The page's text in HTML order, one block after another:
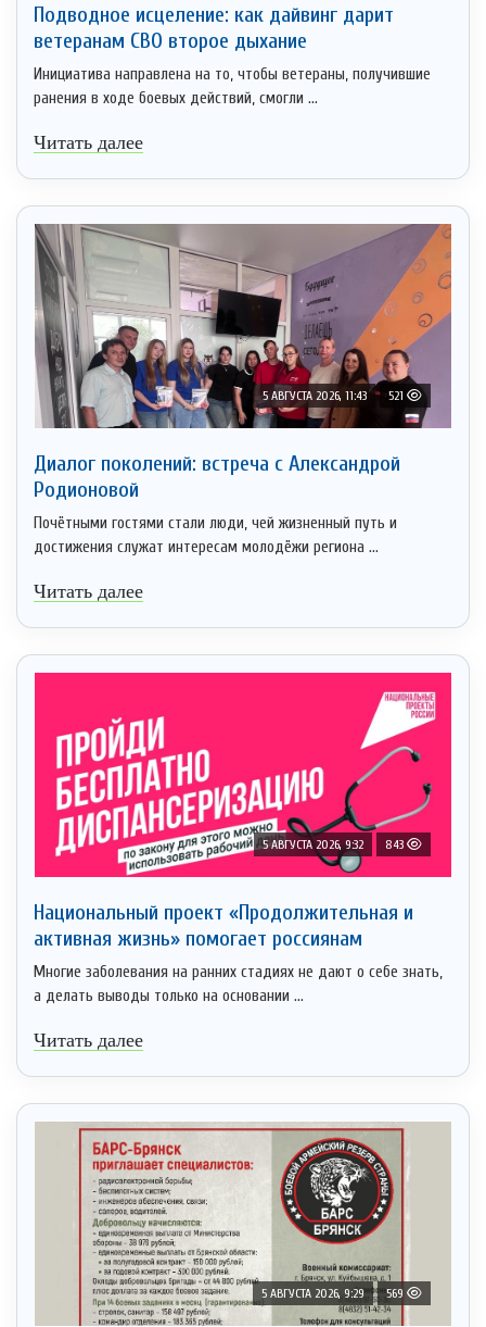
Подводное исцеление: как дайвинг дарит
ветеранам СВО второе дыхание
Инициатива направлена на то, чтобы ветераны, получившие
ранения в ходе боевых действий, смогли ...
Читать далее
5 АВГУСТА 2026, 11:43 521
Диалог поколений: встреча с Александрой
Родионовой
Почётными гостями стали люди, чей жизненный путь и
достижения служат интересам молодёжи региона ...
Читать далее
5 АВГУСТА 2026, 9:32 843
Национальный проект «Продолжительная и
активная жизнь» помогает россиянам
Многие заболевания на ранних стадиях не дают о себе знать,
а делать выводы только на основании ...
Читать далее
5 АВГУСТА 2026, 9:29 569